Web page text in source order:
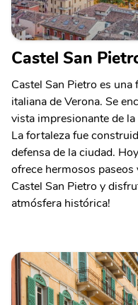
Castel San
Castel San Pietro es
italiana de Verona. Se
vista impresionante de
La fortaleza fue
defensa de la ciudad.
ofrece hermosos paseos
Castel San Pietro y
atmósfera histórica!